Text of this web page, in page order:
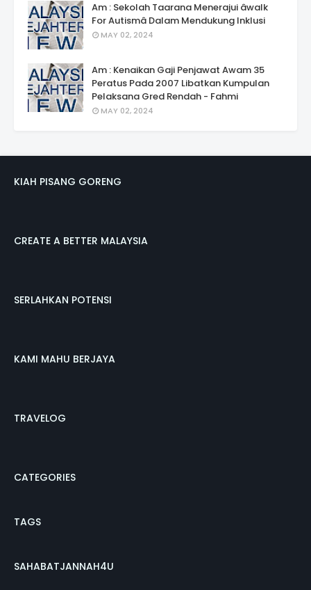
Am : Sekolah Taarana Menerajui âwalk
For Autismâ Dalam Mendukung Inklusi
MAY 02, 2024
Am : Kenaikan Gaji Penjawat Awam 35
Peratus Pada 2007 Libatkan Kumpulan
Pelaksana Gred Rendah - Fahmi
MAY 02, 2024
KIAH PISANG GORENG
CREATE A BETTER MALAYSIA
SERLAHKAN POTENSI
KAMI MAHU BERJAYA
TRAVELOG
CATEGORIES
TAGS
SAHABATJANNAH4U